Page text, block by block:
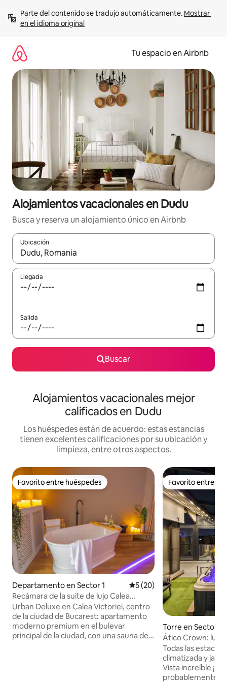
contenido
Parte del contenido se tradujo automáticamente. Mostrar
en el idioma original
Tu espacio en Airbnb
Alojamientos vacacionales en Dudu
Busca y reserva un alojamiento único en Airbnb
Ubicación
Cuando los resultados estén disponibles, podrás navegar
Llegada
Salida
Buscar
Alojamientos vacacionales mejor
calificados en Dudu
Los huéspedes están de acuerdo: estas estancias
tienen excelentes calificaciones por su ubicación y
limpieza, entre otros aspectos.
Favorito entre huéspedes
Favorito entre huéspedes
Departamento en Sector 1 Calificación promedio: 5 de
5 (20)
Recámara de la suite de lujo Calea
Victoriei con tina
Urban Deluxe en Calea Victoriei, centro
de la ciudad de Bucarest: apartamento
moderno premium en el bulevar
principal de la ciudad, con una sauna de
Favorito entre
Favorito entre
Torre en Sector 2
Todas las
climatizada y
Vista increíble ¡Disfruta de
probablemente